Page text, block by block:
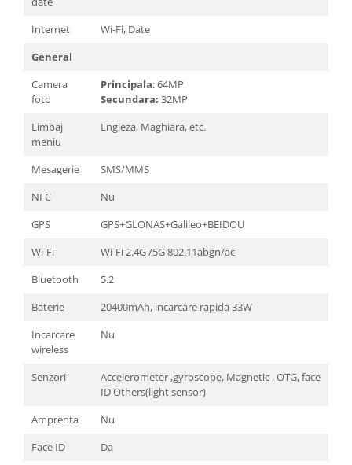
Internet
Wi-Fi, Date
General
Camera
foto
Principala: 64MP
Secundara: 32MP
Limbaj
meniu
Engleza, Maghiara, etc.
Mesagerie
SMS/MMS
NFC
Nu
GPS
GPS+GLONAS+Galileo+BEIDOU
Wi-Fi
Wi-Fi 2.4G /5G 802.11abgn/ac
Bluetooth
5.2
Baterie
20400mAh, incarcare rapida 33W
Incarcare
wireless
Nu
Senzori
Accelerometer ,gyroscope, Magnetic , OTG, face
ID Others(light sensor)
Amprenta
Nu
Face ID
Da